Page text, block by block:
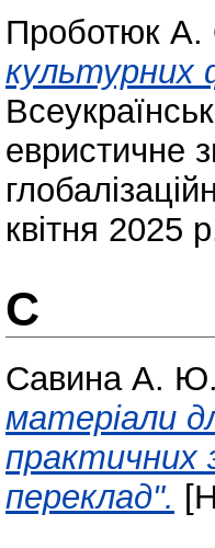
Проботюк А.
культурних
евристичне
квітня 2025
С
Савина А. Ю.
матеріали
практичних
переклад".